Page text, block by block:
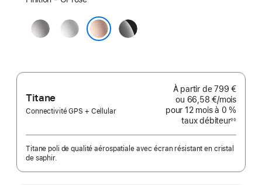
Gris
sidéral
Argent
Noir
de
Titane
Connectivité GPS + Cellular
À partir de799 €
ou 66,58 €/mois
pour 12 mois à 0 %
taux débiteur
page
◊◊
Titane poli de qualité aérospatiale avec écran résistant en cristal
de saphir.